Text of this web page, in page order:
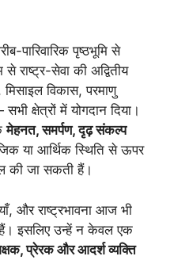
पारिवारिक पृष्ठभूमि से
राष्ट्र-सेवा की अद्वितीय
मिसाइल विकास, परमाणु
क्षेत्रों में योगदान दिया।
मेहनत, समर्पण, दृढ़ संकल्प
या आर्थिक स्थिति से ऊपर
की जा सकती हैं।
और राष्ट्रभावना आज भी
इसलिए उन्हें न केवल एक
प्रेरक और आदर्श व्यक्ति